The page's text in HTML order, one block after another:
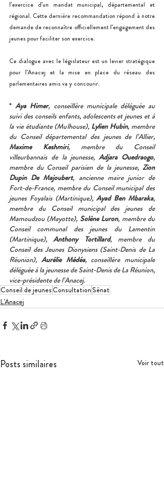
l’exercice d’un mandat municipal, départemental et
régional. Cette dernière recommandation répond à notre
demande de reconnaître officiellement l’engagement des
jeunes pour faciliter son exercice.
Ce dialogue avec le législateur est un levier stratégique
pour l’Anacej et la mise en place du réseau des
parlementaires amis va y concourir.
* Aya Himer, conseillère municipale déléguée au
suivi des conseils enfants, adolescents et jeunes et à
la vie étudiante (Mulhouse), Lylien Hubin, membre
Maxime Keshmiri, membre du Conseil
villeurbannais de la jeunesse, Adjara Ouedraogo,
membre du Conseil parisien de la jeunesse, Zion
Dupin De Majoubert, ancienne maire junior de
Fort-de-France, membre du Conseil municipal des
jeunes Foyalais (Martinique), Ayad Ben Mbaraka,
membre du Conseil municipal des jeunes de
Mamoudzou (Mayotte), Solène Luron, membre du
Conseil communal des jeunes du Lamentin
(Martinique), Anthony Tortillard, membre du
Conseil des Jeunes Dionysiens (Saint-Denis de La
Réunion), Aurélie Médéa, conseillère municipale
déléguée à la jeunesse de Saint-Denis de La Réunion,
vice-présidente de l’Anacej.
Conseil de jeunesConsultationSénat
L'Anacej
Posts similaires Voir tout